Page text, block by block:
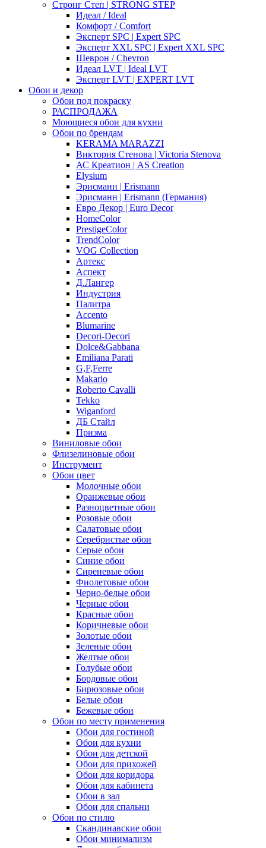
Стронг Степ | STRONG STEP
Идеал / Ideal
Комфорт / Comfort
Эксперт SPC | Expert SPC
Эксперт XXL SPC | Expert XXL SPC
Шеврон / Chevron
Идеал LVT | Ideal LVT
Эксперт LVT | EXPERT LVT
Обои и декор
Обои под покраску
РАСПРОДАЖА
Моющиеся обои для кухни
Обои по брендам
KERAMA MARAZZI
Виктория Стенова | Victoria Stenova
АС Креатион | AS Creation
Elysium
Эрисманн | Erismann
Эрисманн | Erismann (Германия)
Евро Декор | Euro Decor
HomeColor
PrestigeColor
TrendColor
VOG Collection
Артекс
Аспект
Д.Лангер
Индустрия
Палитра
Accento
Blumarine
Decori-Decori
Dolce&Gabbana
Emiliana Parati
G,F,Ferre
Makario
Roberto Cavalli
Tekko
Wiganford
ДБ Стайл
Призма
Виниловые обои
Флизелиновые обои
Инструмент
Обои цвет
Молочные обои
Оранжевые обои
Разноцветные обои
Розовые обои
Салатовые обои
Серебристые обои
Серые обои
Синие обои
Сиреневые обои
Фиолетовые обои
Черно-белые обои
Черные обои
Красные обои
Коричневые обои
Золотые обои
Зеленые обои
Желтые обои
Голубые обои
Бордовые обои
Бирюзовые обои
Белые обои
Бежевые обои
Обои по месту применения
Обои для гостиной
Обои для кухни
Обои для детской
Обои для прихожей
Обои для коридора
Обои для кабинета
Обои в зал
Обои для спальни
Обои по стилю
Скандинавские обои
Обои минимализм